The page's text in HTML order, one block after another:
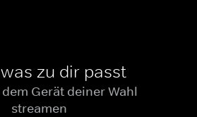
zu dir passt
Gerät deiner Wahl
streamen